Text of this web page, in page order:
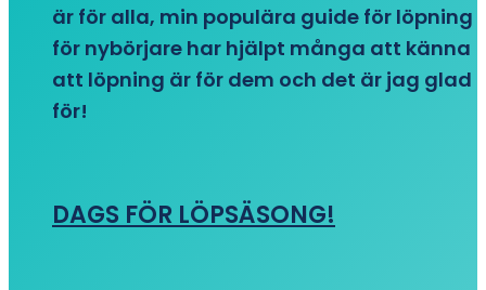
är för alla, min populära guide för löpning
för nybörjare har hjälpt många att känna
att löpning är för dem och det är jag glad
för!
DAGS FÖR LÖPSÄSONG!